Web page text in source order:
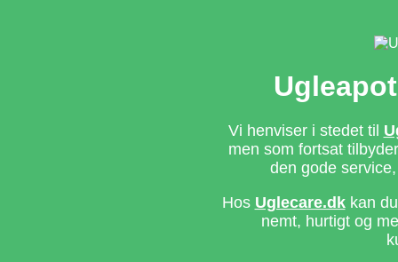
Vi henviser i stedet til
men som fortsat
den gode
Hos Uglecare.dkkan du
nemt, hurtigt og